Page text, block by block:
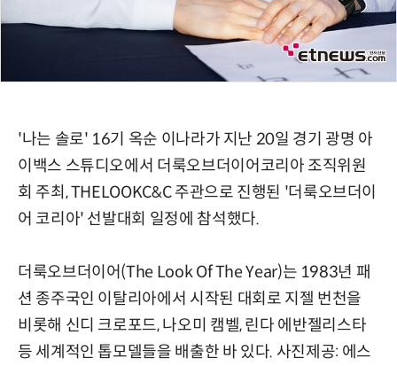
'나는 솔로' 16기 옥순 이나라가 지난 20일 경기 광명 아
이백스 스튜디오에서 더룩오브더이어코리아 조직위원
회 주최, THELOOKC&C 주관으로 진행된 '더룩오브더이
어 코리아' 선발대회 일정에 참석했다.
더룩오브더이어(The Look Of The Year)는 1983년 패
션 종주국인 이탈리아에서 시작된 대회로 지젤 번천을
비롯해 신디 크로포드, 나오미 캠벨, 린다 에반젤리스타
등 세계적인 톱모델들을 배출한 바 있다. 사진제공: 에스